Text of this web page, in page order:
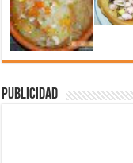
Publicidad